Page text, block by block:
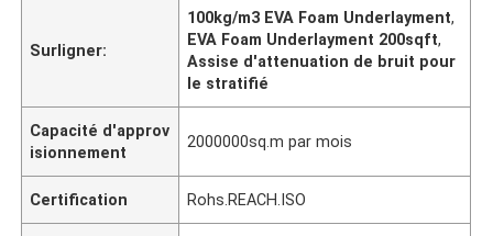
Surligner:
100kg/m3 EVA Foam Underlayment,
EVA Foam Underlayment 200sqft,
Assise d'attenuation de bruit pour
le stratifié
Capacité d'approv
isionnement
2000000sq.m par mois
Certification Rohs.REACH.ISO